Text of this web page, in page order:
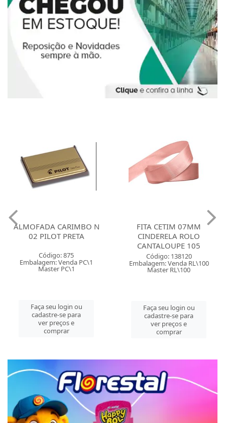
ALMOFADA CARIMBO N
02 PILOT PRETA
Código: 875
Embalagem: Venda PC\1
Master PC\1
Faça seu login ou
cadastre-se para
ver preços e
comprar
FITA CETIM 07MM
CINDERELA ROLO
CANTALOUPE 105
Código: 138120
Embalagem: Venda RL\100
Master RL\100
Faça seu login ou
cadastre-se para
ver preços e
comprar